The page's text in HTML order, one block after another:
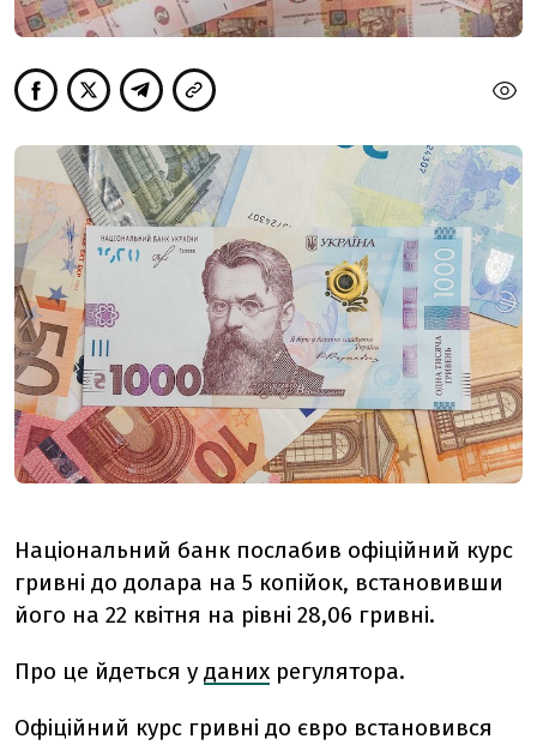
Національний банк послабив офіційний курс
гривні до долара на 5 копійок, встановивши
його на 22 квітня на рівні 28,06 гривні.
Про це йдеться у даних регулятора.
Офіційний курс гривні до євро встановився